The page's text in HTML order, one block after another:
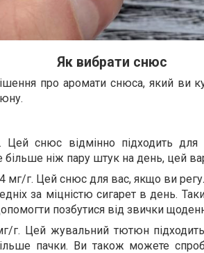
Як вибрати снюс
про аромати снюса, який ви
снюс відмінно підходить для
більше ніж пару штук на день, цей
мг/г. Цей снюс для вас, якщо ви
за міцністю сигарет в день.
позбутися від звички
г. Цей жувальний тютюн
пачки. Ви також можете